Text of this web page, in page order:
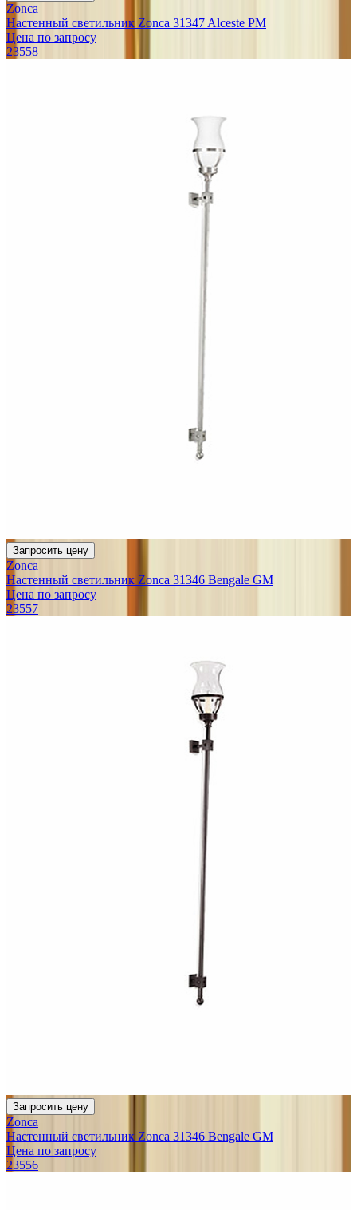
Zonca
Настенный светильник Zonca 31347 Alceste PM
Цена по запросу
23558
Запросить цену
Zonca
Настенный светильник Zonca 31346 Bengale GM
Цена по запросу
23557
Запросить цену
Zonca
Настенный светильник Zonca 31346 Bengale GM
Цена по запросу
23556